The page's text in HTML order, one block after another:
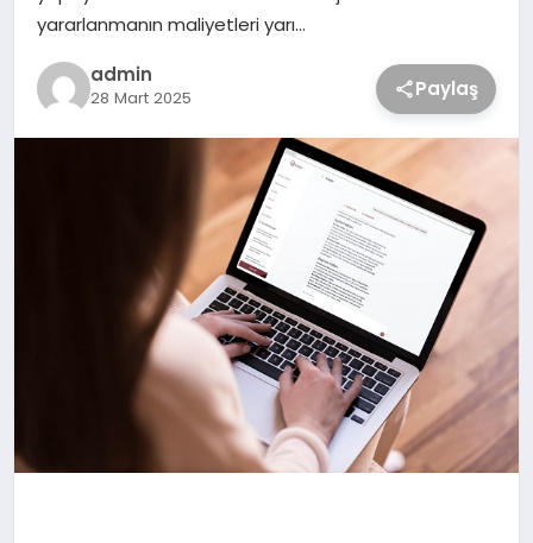
yararlanmanın maliyetleri yarı…
admin
28 Mart 2025 Paylaş